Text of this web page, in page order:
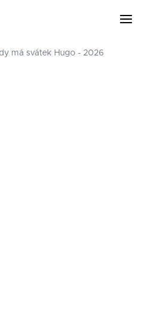
má svátek Hugo - 2026